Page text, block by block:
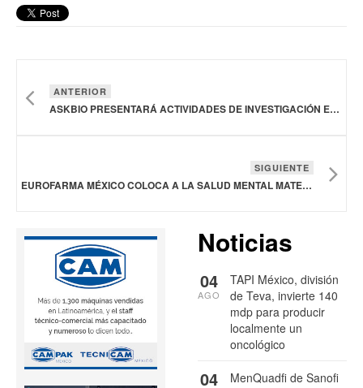
ANTERIOR
ASKBIO PRESENTARÁ ACTIVIDADES DE INVESTIGACIÓN EN TERAPIA GÉNICA
SIGUIENTE
EUROFARMA MÉXICO COLOCA A LA SALUD MENTAL MATERNA EN EL CENTRO DE SU AGENDA
Noticias
TAPI México, división
de Teva, invierte 140
mdp para producir
localmente un
oncológico
04
AGO
MenQuadfi de Sanofi
04